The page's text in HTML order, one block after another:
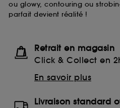
ou glowy, contouring ou
parfait devient réalité !
Retrait en magasin
Click & Collect en
En savoir plus
Livraison standard
moment choisir de retirer
souhaitez obtenir plus